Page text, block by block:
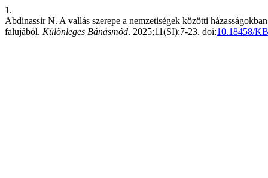
1.
Abdinassir N. A vallás szerepe a nemzetiségek közötti
falujából. Különleges Bánásmód. 2025;11(SI):7-23. doi:10.18458/